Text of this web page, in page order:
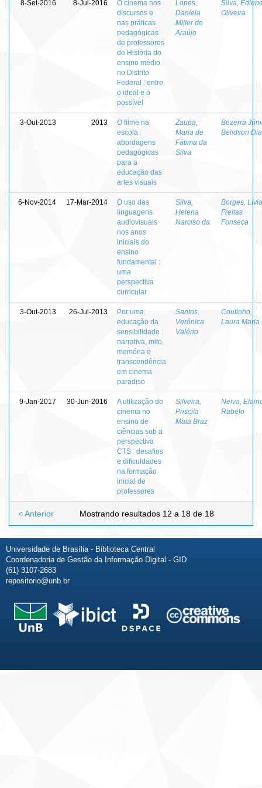
8-Set-2016 8-Jul-2016
O cinema nos
discursos e
nas práticas
pedagógicas
de professores
de História do
ensino médio
no Distrito
Federal : entre
o ideal e o
possível
Lopes,
Daniela
Miller de
Araújo
Silva,
Oliveira
3-Out-2013 2013
O filme na
escola :
abordagens
pedagógicas
para a
educação das
artes visuais
Zaupa,
Maria de
Fátima da
Silva
Bezerra
Belidson
6-Nov-2014 17-Mar-2014
O uso das
linguagens
audiovisuais
nos anos
iniciais do
ensino
fundamental :
uma
perspectiva
curricular
Silva,
Helena
Narciso da
Borges, Lívia
Freitas
Fonseca
3-Out-2013 26-Jul-2013
Por uma
educação da
sensibilidade :
narrativa, mito,
memória e
transcendência
em cinema
paradiso
Santos,
Verônica
Valério
Coutinho,
Laura Maria
9-Jan-2017 30-Jun-2016
A utilização do
cinema no
ensino de
ciências sob a
perspectiva
CTS : desafios
e dificuldades
na formação
inicial de
professores
Silveira,
Priscila
Maia Braz
Neiva,
Rabelo
Mostrando resultados 12 a 18 de 18
< Anterior
Universidade de Brasília - Biblioteca Central
Coordenadoria de Gestão da Informação Digital - GID
(61) 3107-2683
repositorio@unb.br